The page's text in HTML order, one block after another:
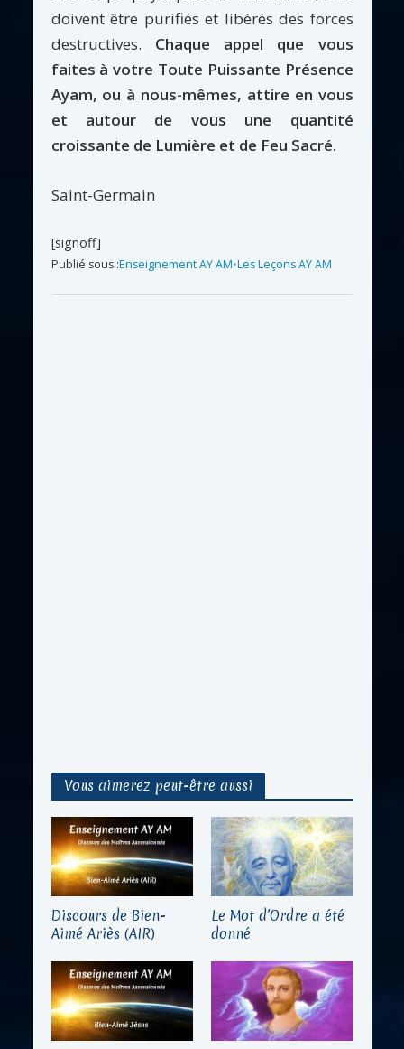
doivent être purifiés et libérés des forces
destructives. Chaque appel que vous
faites à votre Toute Puissante Présence
Ayam, ou à nous-mêmes, attire en vous
et autour de vous une quantité
croissante de Lumière et de Feu Sacré.
Saint-Germain
[signoff]
Publié sous :Enseignement AY AM•Les Leçons AY AM
Vous aimerez peut-être aussi
Discours de Bien-
Aimé Ariès (AIR)
Le Mot d’Ordre a été
donné